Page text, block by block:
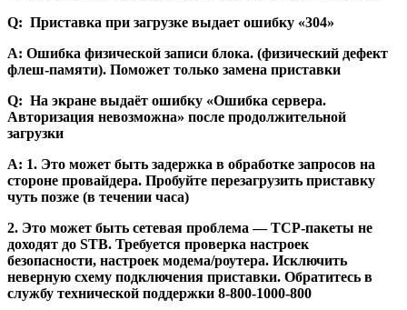
Q: Приставка при загрузке выдает ошибку «304»
А: Ошибка физической записи блока. (физический дефект
флеш-памяти). Поможет только замена приставки
Q: На экране выдаёт ошибку «Ошибка сервера.
Авторизация невозможна» после продолжительной
загрузки
А: 1. Это может быть задержка в обработке запросов на
стороне провайдера. Пробуйте перезагрузить приставку
чуть позже (в течении часа)
2. Это может быть сетевая проблема — TCP-пакеты не
доходят до STB. Требуется проверка настроек
безопасности, настроек модема/роутера. Исключить
неверную схему подключения приставки. Обратитесь в
службу технической поддержки 8-800-1000-800